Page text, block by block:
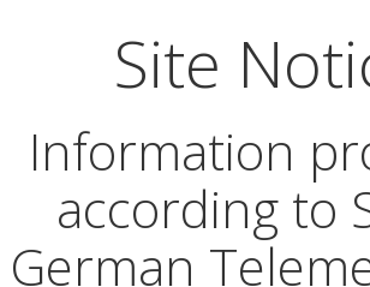
Site
Information
according to
German